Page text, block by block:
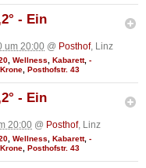
- Ein
um 20:00 @ Posthof, Linz
Wellness Kabarett, -
Krone Posthofstr. 43
- Ein
20:00 @ Posthof, Linz
, Wellness, Kabarett, -
Krone, Posthofstr. 43